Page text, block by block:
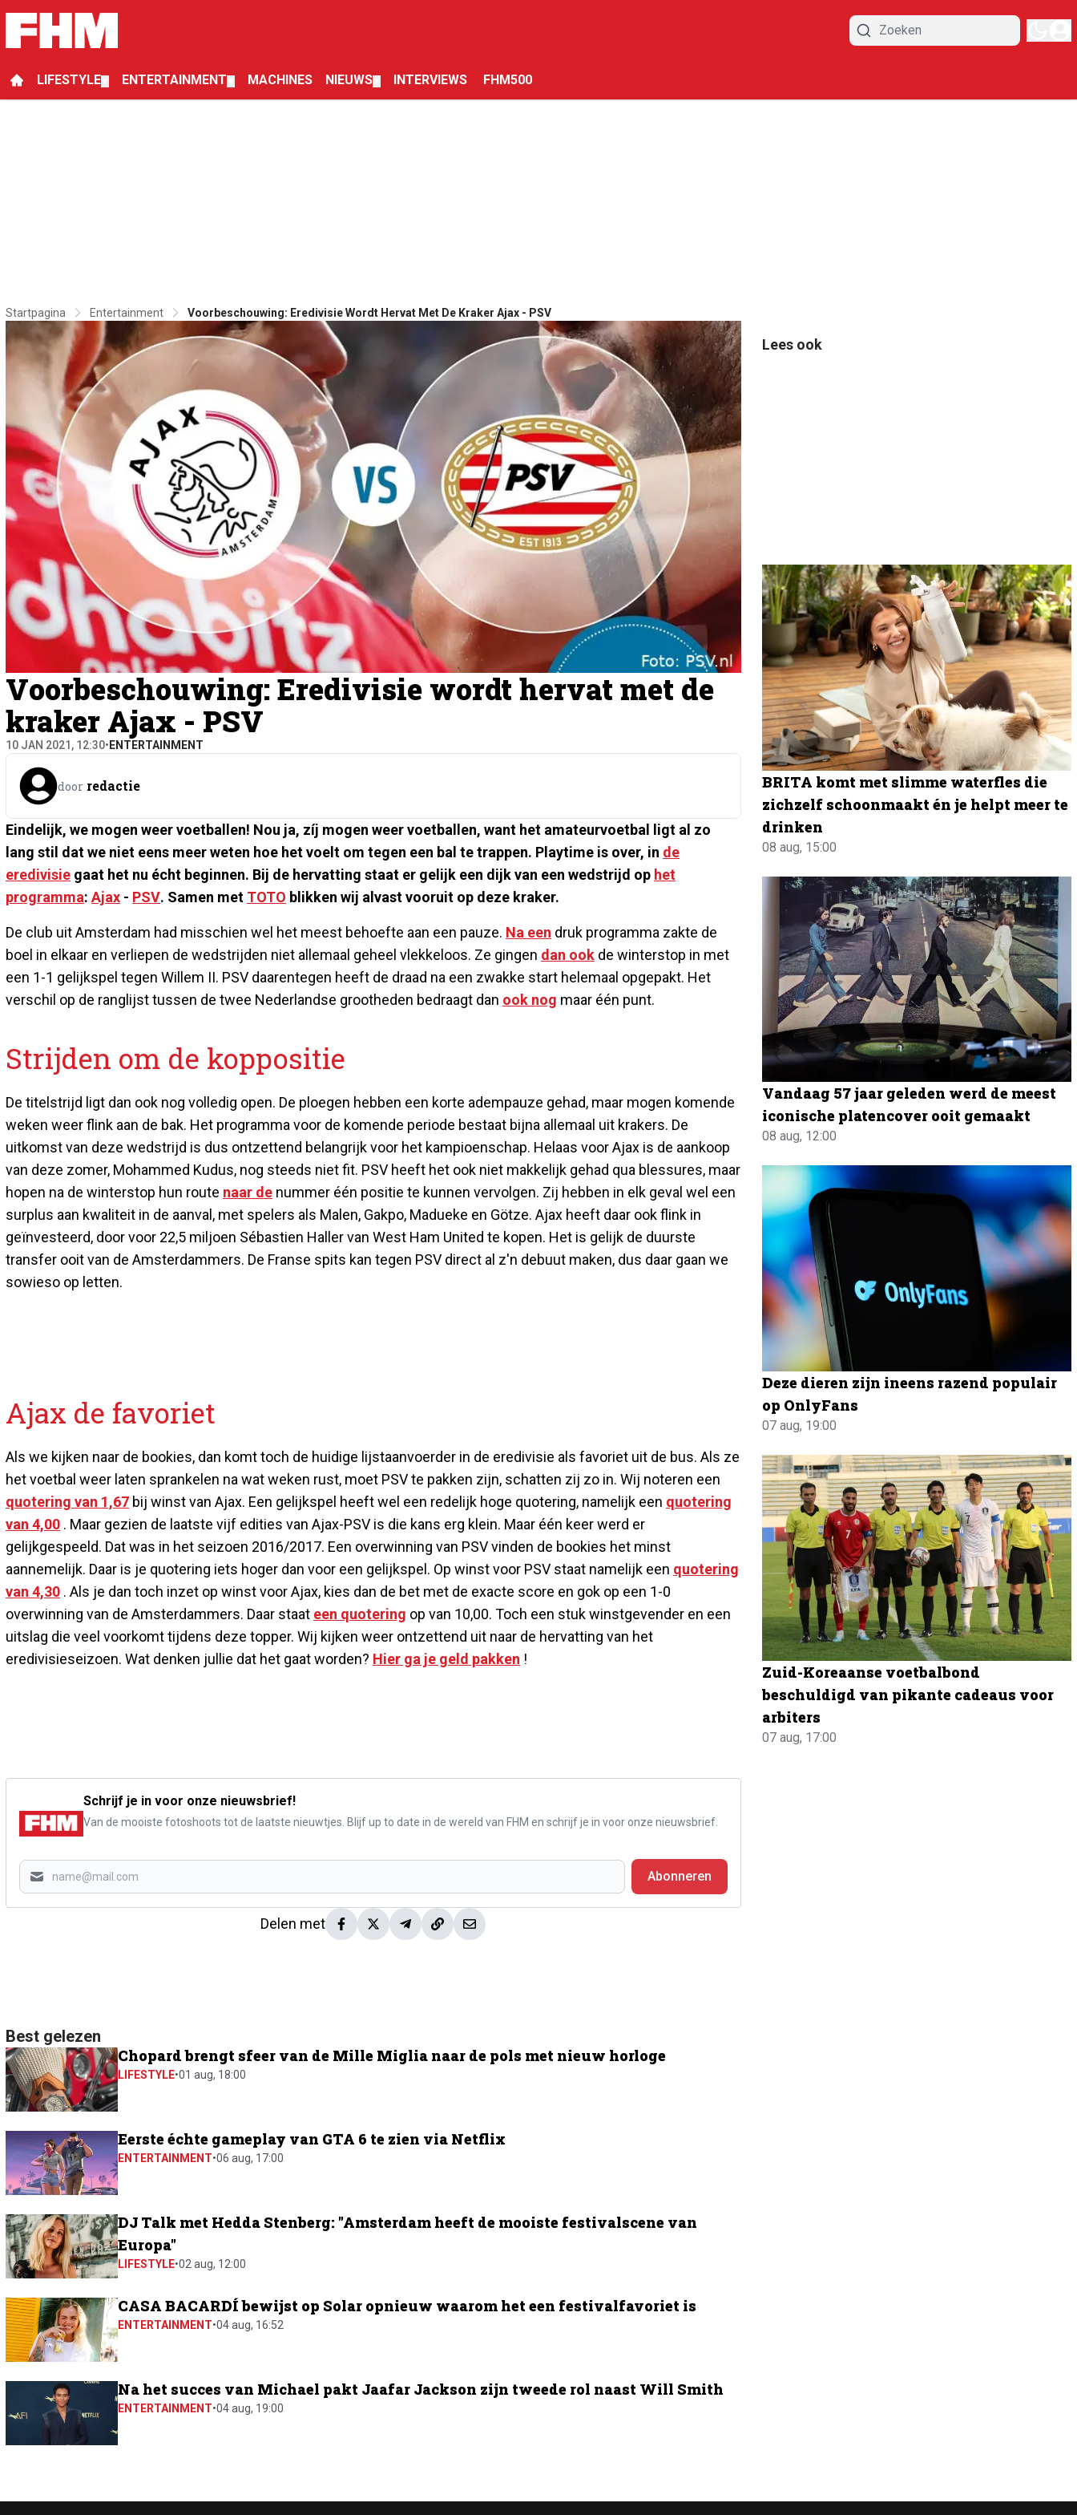
LIFESTYLE ENTERTAINMENT MACHINES NIEUWS INTERVIEWS FHM500
Startpagina Entertainment Voorbeschouwing: Eredivisie Wordt Hervat Met De Kraker Ajax - PSV
Voorbeschouwing: Eredivisie wordt hervat met de
kraker Ajax - PSV
10 JAN 2021, 12:30• ENTERTAINMENT
door redactie
Eindelijk, we mogen weer voetballen! Nou ja, zíj mogen weer voetballen, want het amateurvoetbal ligt al zo
lang stil dat we niet eens meer weten hoe het voelt om tegen een bal te trappen. Playtime is over, in de
eredivisie gaat het nu écht beginnen. Bij de hervatting staat er gelijk een dijk van een wedstrijd op het
programma: Ajax - PSV. Samen met TOTO blikken wij alvast vooruit op deze kraker.
De club uit Amsterdam had misschien wel het meest behoefte aan een pauze. Na een druk programma zakte de
boel in elkaar en verliepen de wedstrijden niet allemaal geheel vlekkeloos. Ze gingen dan ook de winterstop in met
een 1-1 gelijkspel tegen Willem II. PSV daarentegen heeft de draad na een zwakke start helemaal opgepakt. Het
verschil op de ranglijst tussen de twee Nederlandse grootheden bedraagt dan ook nog maar één punt.
Strijden om de koppositie
De titelstrijd ligt dan ook nog volledig open. De ploegen hebben een korte adempauze gehad, maar mogen komende
weken weer flink aan de bak. Het programma voor de komende periode bestaat bijna allemaal uit krakers. De
uitkomst van deze wedstrijd is dus ontzettend belangrijk voor het kampioenschap. Helaas voor Ajax is de aankoop
van deze zomer, Mohammed Kudus, nog steeds niet fit. PSV heeft het ook niet makkelijk gehad qua blessures, maar
hopen na de winterstop hun route naar de nummer één positie te kunnen vervolgen. Zij hebben in elk geval wel een
surplus aan kwaliteit in de aanval, met spelers als Malen, Gakpo, Madueke en Götze. Ajax heeft daar ook flink in
geïnvesteerd, door voor 22,5 miljoen Sébastien Haller van West Ham United te kopen. Het is gelijk de duurste
transfer ooit van de Amsterdammers. De Franse spits kan tegen PSV direct al z'n debuut maken, dus daar gaan we
sowieso op letten.
Ajax de favoriet
Als we kijken naar de bookies, dan komt toch de huidige lijstaanvoerder in de eredivisie als favoriet uit de bus. Als ze
het voetbal weer laten sprankelen na wat weken rust, moet PSV te pakken zijn, schatten zij zo in. Wij noteren een
quotering van 1,67 bij winst van Ajax. Een gelijkspel heeft wel een redelijk hoge quotering, namelijk een quotering
van 4,00 . Maar gezien de laatste vijf edities van Ajax-PSV is die kans erg klein. Maar één keer werd er
gelijkgespeeld. Dat was in het seizoen 2016/2017. Een overwinning van PSV vinden de bookies het minst
aannemelijk. Daar is je quotering iets hoger dan voor een gelijkspel. Op winst voor PSV staat namelijk een quotering
van 4,30 . Als je dan toch inzet op winst voor Ajax, kies dan de bet met de exacte score en gok op een 1-0
overwinning van de Amsterdammers. Daar staat een quotering op van 10,00. Toch een stuk winstgevender en een
uitslag die veel voorkomt tijdens deze topper. Wij kijken weer ontzettend uit naar de hervatting van het
eredivisieseizoen. Wat denken jullie dat het gaat worden? Hier ga je geld pakken !
Schrijf je in voor onze nieuwsbrief!
Van de mooiste fotoshoots tot de laatste nieuwtjes. Blijf up to date in de wereld van FHM en schrijf je in voor onze nieuwsbrief.
Abonneren
Delen met
Best gelezen
Chopard brengt sfeer van de Mille Miglia naar de pols met nieuw horloge
LIFESTYLE•01 aug, 18:00
Eerste échte gameplay van GTA 6 te zien via Netflix
ENTERTAINMENT•06 aug, 17:00
DJ Talk met Hedda Stenberg: "Amsterdam heeft de mooiste festivalscene van
Europa"
LIFESTYLE•02 aug, 12:00
CASA BACARDÍ bewijst op Solar opnieuw waarom het een festivalfavoriet is
ENTERTAINMENT•04 aug, 16:52
Na het succes van Michael pakt Jaafar Jackson zijn tweede rol naast Will Smith
ENTERTAINMENT•04 aug, 19:00
Lees ook
BRITA komt met slimme waterfles die
zichzelf schoonmaakt én je helpt meer te
drinken
08 aug, 15:00
Vandaag 57 jaar geleden werd de meest
iconische platencover ooit gemaakt
08 aug, 12:00
Deze dieren zijn ineens razend populair
op OnlyFans
07 aug, 19:00
Zuid-Koreaanse voetbalbond
beschuldigd van pikante cadeaus voor
arbiters
07 aug, 17:00